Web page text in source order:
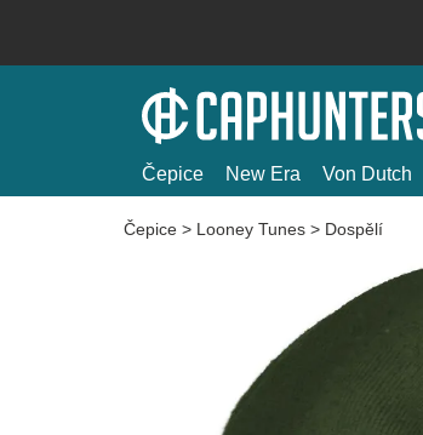
Čepice New Era Von Dutch
Čepice > Looney Tunes > Dospělí